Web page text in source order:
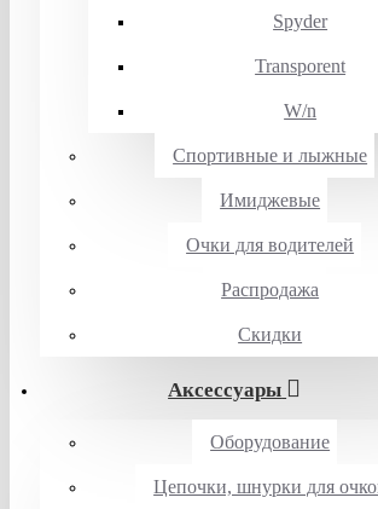
Spyder
Transporent
W/n
Спортивные и лыжные
Имиджевые
Очки для водителей
Распродажа
Скидки
Аксессуары
Оборудование
Цепочки, шнурки для